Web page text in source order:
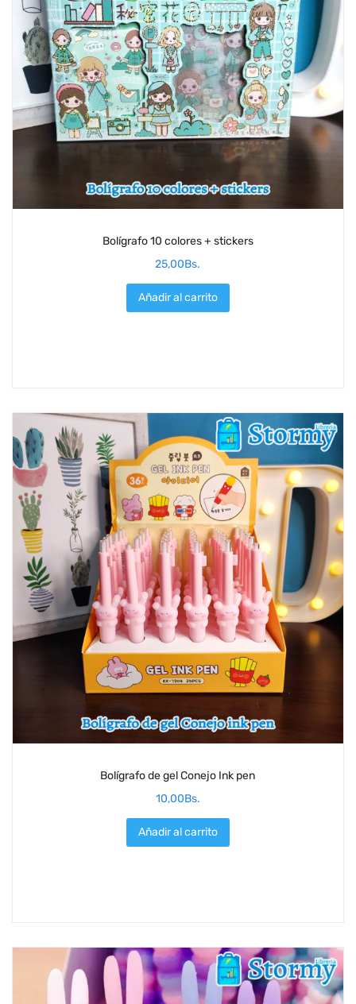
Bolígrafo 10 colores + stickers
25,00Bs.
Añadir al carrito
Bolígrafo de gel Conejo Ink pen
10,00Bs.
Añadir al carrito